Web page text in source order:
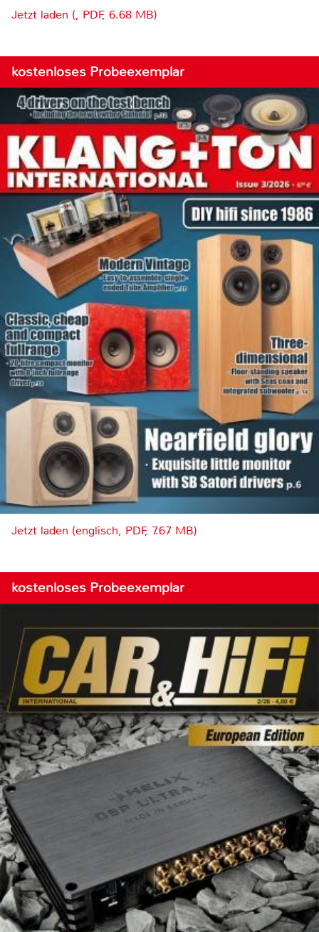
Jetzt laden (, PDF, 6.68 MB)
kostenloses Probeexemplar
Jetzt laden (englisch, PDF, 7.67 MB)
kostenloses Probeexemplar